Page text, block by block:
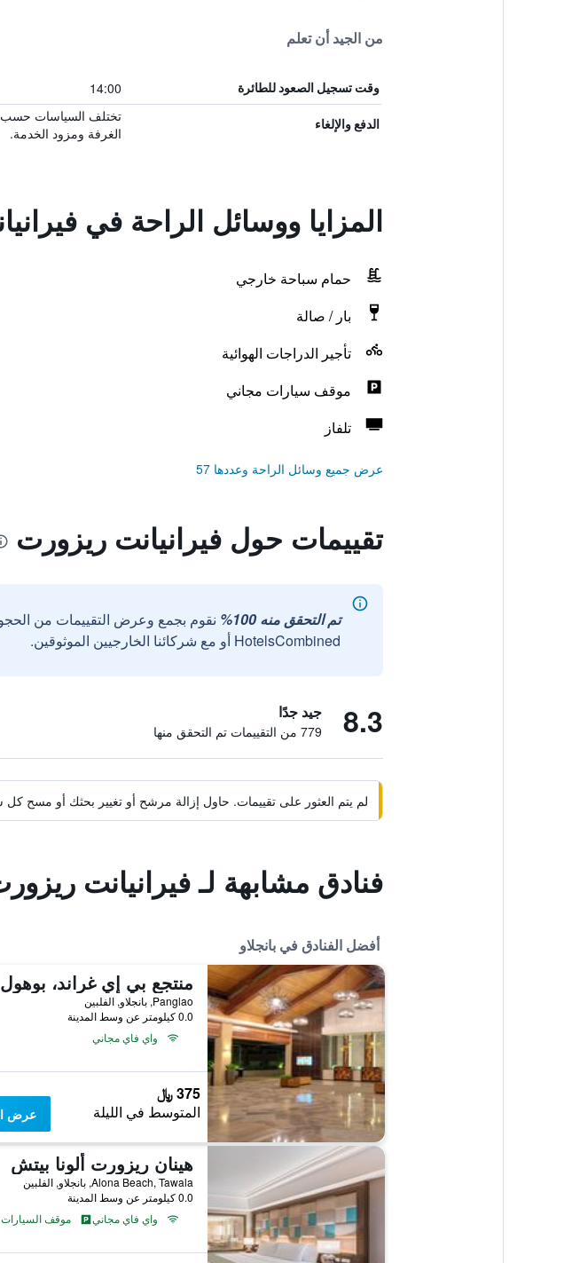
من الجيد أن تعلم
وقت تسجيل الصعود للطائرة 14:00
الدفع والإلغاء
تختلف السياسات حسب
الغرفة ومزود الخدمة.
المزايا ووسائل الراحة في
حمام سباحة خارجي
بار / صالة
تأجير الدراجات الهوائية
موقف سيارات مجاني
تلفاز
عرض جميع وسائل الراحة وعددها 57
تقييمات حول فيرانيانت ريزورت
تم التحقق منه 100%
نقوم بجمع وعرض التقييمات من
HotelsCombined أو مع شركائنا الخارجيين الموثوقين.
8.3 جيد جدًا
779 من التقييمات تم التحقق منها
لم يتم العثور على تقييمات. حاول إزالة مرشح أو تغيير بحثك أو مسح
فنادق مشابهة لـ فيرانيانت
أفضل الفنادق في بانجلاو
منتجع بي إي غراند، بوهول
Panglao, بانجلاو, الفلبين
0.0 كيلومتر عن وسط المدينة
واي فاي مجاني
375 ﷼
المتوسط في الليلة عرض
هينان ريزورت ألونا بيتش
Alona Beach, Tawala, بانجلاو, الفلبين
0.0 كيلومتر عن وسط المدينة
واي فاي مجاني
موقف السيارات